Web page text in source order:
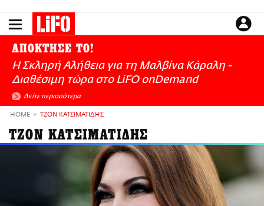
το
NEWSLETTER
ΕΙΔΗΣΕΙΣ
CULTURE
ΑΠΟΨΕΙΣ
ΤΡΟΠΟΣ ΖΩΗΣ
PODCASTS
Plus
ΑΠΟΚΤΗΣΕ ΤΟ!
Η Σκληρή Αλήθεια για τη Μαλβίνα Κάραλη -
Διαθέσιμη τώρα στo LiFO onDemand
Δείτε περισσότερα
HOME ΤΖΟΝ ΚΑΤΣΙΜΑΤΙΔΗΣ
ΤΖΟΝ ΚΑΤΣΙΜΑΤΙΔΗΣ